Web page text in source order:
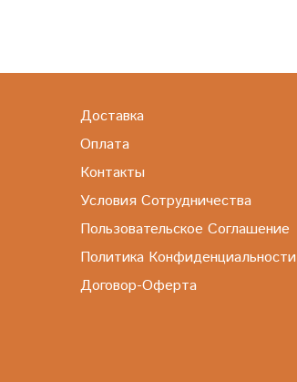
Доставка
Оплата
Контакты
Условия Сотрудничества
Пользовательское Соглашение
Политика Конфиденциальности
Договор-Оферта